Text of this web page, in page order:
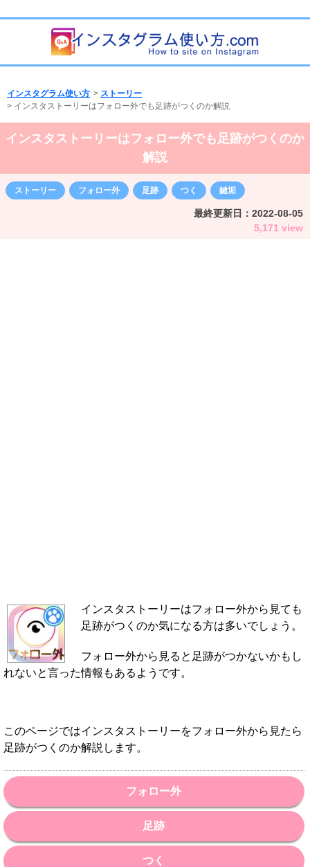
インスタグラム使い方 > ストーリー
> インスタストーリーはフォロー外でも足跡がつくのか解説
インスタストーリーはフォロー外でも足跡がつくのか
解説
ストーリー フォロー外 足跡 つく 鍵垢
最終更新日： 2022-08-05
5,171 view
インスタストーリーはフォロー外から見ても
足跡がつくのか気になる方は多いでしょう。
フォロー外から見ると足跡がつかないかもし
れないと言った情報もあるようです。
このページではインスタストーリーをフォロー外から見たら
足跡がつくのか解説します。
フォロー外
足跡
つく